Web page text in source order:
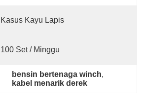
Kasus Kayu Lapis
100 Set / Minggu
bensin bertenaga winch,
kabel menarik derek